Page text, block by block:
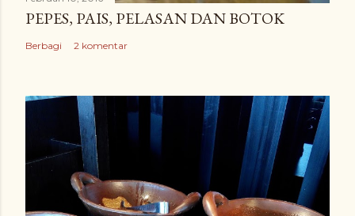
PEPES, PAIS, PELASAN DAN BOTOK
Berbagi 2 komentar